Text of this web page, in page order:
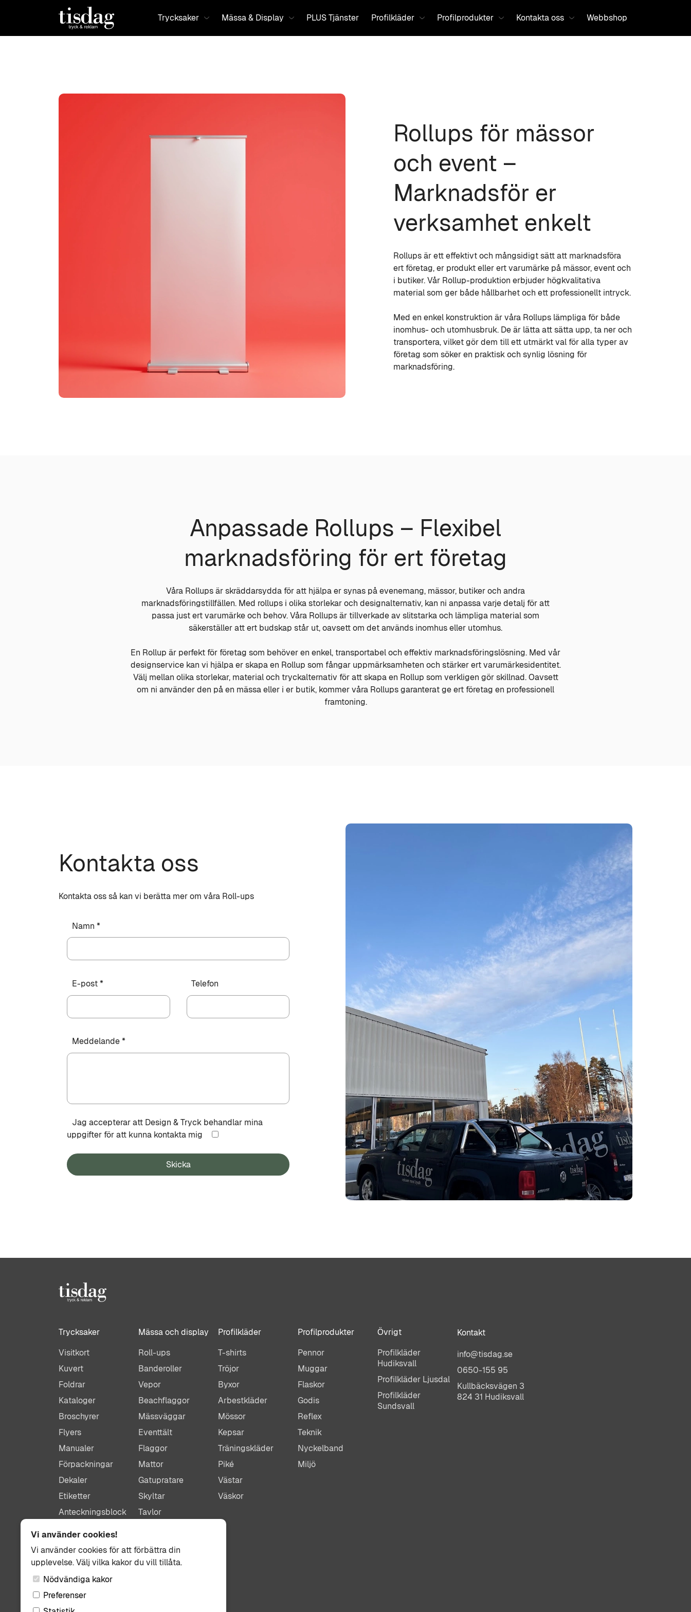
Trycksaker Mässa & Display PLUS Tjänster Profilkläder Profilprodukter Kontakta oss Webbshop
Rollups för mässor
och event –
Marknadsför er
verksamhet enkelt
Rollups är ett effektivt och mångsidigt sätt att marknadsföra
ert företag, er produkt eller ert varumärke på mässor, event och
i butiker. Vår Rollup-produktion erbjuder högkvalitativa
material som ger både hållbarhet och ett professionellt intryck.
Med en enkel konstruktion är våra Rollups lämpliga för både
inomhus- och utomhusbruk. De är lätta att sätta upp, ta ner och
transportera, vilket gör dem till ett utmärkt val för alla typer av
företag som söker en praktisk och synlig lösning för
marknadsföring.
Anpassade Rollups – Flexibel
marknadsföring för ert företag
Våra Rollups är skräddarsydda för att hjälpa er synas på evenemang, mässor, butiker och andra
marknadsföringstillfällen. Med rollups i olika storlekar och designalternativ, kan ni anpassa varje detalj för att
passa just ert varumärke och behov. Våra Rollups är tillverkade av slitstarka och lämpliga material som
säkerställer att ert budskap står ut, oavsett om det används inomhus eller utomhus.
En Rollup är perfekt för företag som behöver en enkel, transportabel och effektiv marknadsföringslösning. Med vår
designservice kan vi hjälpa er skapa en Rollup som fångar uppmärksamheten och stärker ert varumärkesidentitet.
Välj mellan olika storlekar, material och tryckalternativ för att skapa en Rollup som verkligen gör skillnad. Oavsett
om ni använder den på en mässa eller i er butik, kommer våra Rollups garanterat ge ert företag en professionell
framtoning.
Kontakta oss
Kontakta oss så kan vi berätta mer om våra Roll-ups
Namn *
E-post * Telefon
Meddelande *
Jag accepterar att Design & Tryck behandlar mina
uppgifter för att kunna kontakta mig
Skicka
Trycksaker
Visitkort
Kuvert
Foldrar
Kataloger
Broschyrer
Flyers
Manualer
Förpackningar
Dekaler
Etiketter
Anteckningsblock
Menyer
Mässa och display
Roll-ups
Banderoller
Vepor
Beachflaggor
Mässväggar
Eventtält
Flaggor
Mattor
Gatupratare
Skyltar
Tavlor
Parasoll
Frigolit skyltar
Profilkläder
T-shirts
Tröjor
Byxor
Arbestkläder
Mössor
Kepsar
Träningskläder
Piké
Västar
Väskor
Profilprodukter
Pennor
Muggar
Flaskor
Godis
Reflex
Teknik
Nyckelband
Miljö
Övrigt
Profilkläder
Hudiksvall
Profilkläder Ljusdal
Profilkläder
Sundsvall
Kontakt
info@tisdag.se
0650-155 95
Kullbäcksvägen 3
824 31 Hudiksvall
Vi använder cookies!
Vi använder cookies för att förbättra din
upplevelse. Välj vilka kakor du vill tillåta.
Nödvändiga kakor
Preferenser